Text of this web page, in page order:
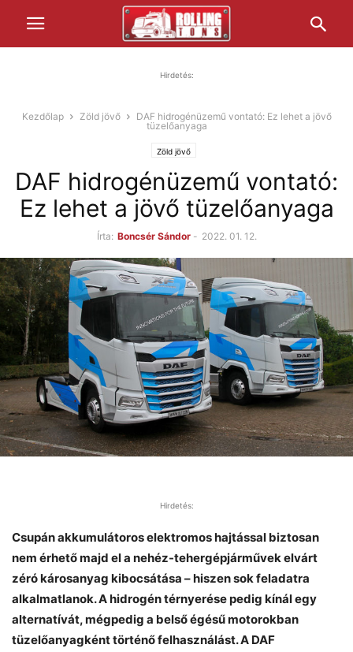
Hirdetés:
Kezdőlap Zöld jövő
DAF hidrogénüzemű vontató: Ez lehet a jövő
tüzelőanyaga
Zöld jövő
DAF hidrogénüzemű vontató:
Ez lehet a jövő tüzelőanyaga
Írta: Boncsér Sándor - 2022. 01. 12.
Hirdetés:
Csupán akkumulátoros elektromos hajtással biztosan
nem érhető majd el a nehéz-tehergépjárművek elvárt
zéró károsanyag kibocsátása – hiszen sok feladatra
alkalmatlanok. A hidrogén térnyerése pedig kínál egy
alternatívát, mégpedig a belső égésű motorokban
tüzelőanyagként történő felhasználást. A DAF